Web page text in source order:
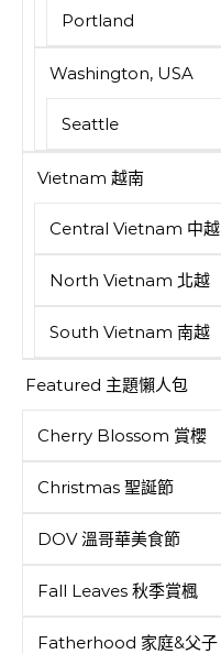
Portland
Washington, USA
Seattle
Vietnam 越南
Central Vietnam 中越
North Vietnam 北越
South Vietnam 南越
Featured 主題懶人包
Cherry Blossom 賞櫻
Christmas 聖誕節
DOV 溫哥華美食節
Fall Leaves 秋季賞楓
Fatherhood 家庭&父子